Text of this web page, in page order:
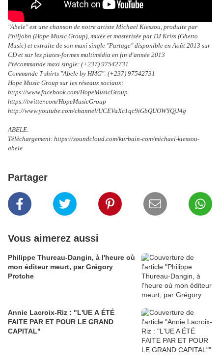
"Abele" est une chanson de notre artiste Michael Kiessou, produite par
Philjohn (Hope Music Group), mixée et masterisée par DJ Kriss (Ghetto
Music) et extraite de son maxi single "Partage" disponible en Août 2013 sur
CD et sur les plates-formes multimédia en fin d'année 2013
Précommande maxi single: (+237) 97542731
Commande T-shirts "Abele by HMG": (+237) 97542731
Hope Music Group sur les réseaux sociaux:
https://www.facebook.com/HopeMusicGroup
https://twitter.com/HopeMusicGroup
http://www.youtube.com/channel/UCEVaXc1qc9iGbQUOWYQjJ4g
ABELE:
Téléchargement: https://soundcloud.com/kurbain-com/michael-kiessou-
abele
Partager
Vous aimerez aussi
Philippe Thureau-Dangin, à l'heure où
mon éditeur meurt, par Grégory
Protche
Annie Lacroix-Riz : "L'UE A ÉTÉ
FAITE PAR ET POUR LE GRAND
CAPITAL"